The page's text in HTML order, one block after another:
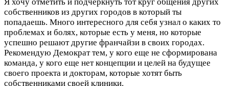
собственников из других городов в который ты
попадаешь. Много интересного для себя узнал о каких то
проблемах и болях, которые есть у меня, но которые
успешно решают другие франчайзи в своих городах.
Рекомендую Демократ тем, у кого еще не сформирована
команда, у кого еще нет концепции и целей на будущее
своего проекта и докторам, которые хотят быть
собственниками своей клиники.